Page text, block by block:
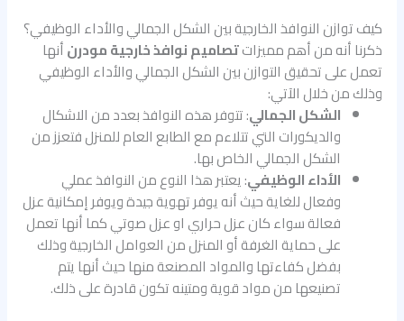
كيف توازن النوافذ الخارجية بين الشكل الجمالي والأداء الوظيفي؟
ذكرنا أنه من أهم مميزاتتصاميم نوافذ خارجية مودرنأنها
تعمل على تحقيق التوازن بين الشكل الجمالي والأداء الوظيفي
وذلك من خلال الآتي:
الشكل الجمالي: تتوفر هذه النوافذ بعدد من الاشكال
والديكورات التي تتلاءم مع الطابع العام للمنزل فتعزز من
الشكل الجمالي الخاص بها.
الأداء الوظيفي: يعتبر هذا النوع من النوافذ عملي
وفعال للغاية حيث أنه يوفر تهوية جيدة ويوفر إمكانية عزل
فعالة سواء كان عزل حراري او عزل صوتي كما أنها تعمل
على حماية الغرفة أو المنزل من العوامل الخارجية وذلك
بفضل كفاءتها والمواد المصنعة منها حيث أنها يتم
تصنيعها من مواد قوية ومتينه تكون قادرة على ذلك.